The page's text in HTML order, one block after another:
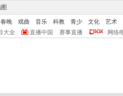
春晚 戏曲 音乐 科教 青少 文化
艺术
大全 直播中国 赛事直播 网络